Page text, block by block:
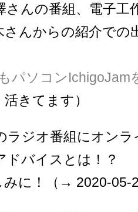
さんの番組、電子工
さんからの紹介での
パソコンIchigoJam
きてます）
ラジオ番組にオンラ
バイスとは！？
みに！（→ 2020-05-